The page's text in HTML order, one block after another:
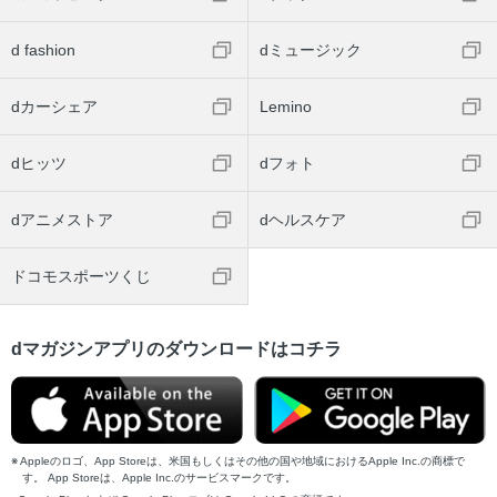
d fashion dミュージック
dカーシェア Lemino
dヒッツ dフォト
dアニメストア dヘルスケア
ドコモスポーツくじ
dマガジンアプリのダウンロードはコチラ
Appleのロゴ、App Storeは、米国もしくはその他の国や地域におけるApple Inc.の商標で
す。 App Storeは、Apple Inc.のサービスマークです。